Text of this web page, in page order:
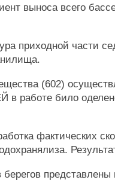
выноса всего
приходной части
(602)
в работе било
фактических
берегов